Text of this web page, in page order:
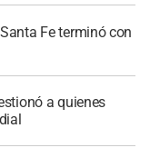
Fe terminó con
a quienes